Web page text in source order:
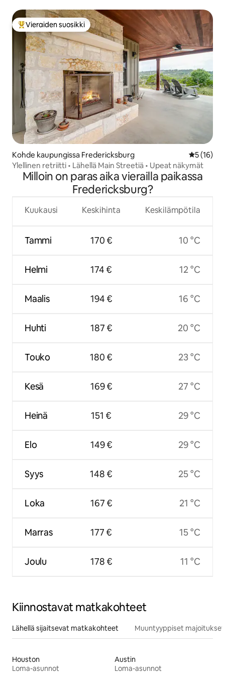
Vieraiden suosikkien parhaimmistoa
Vieraiden suosikki
Kohde kaupungissa Fredericksburg
5 (16)
Ylellinen retriitti • Lähellä Main Streetiä • Upeat näkymät
Milloin on paras aika vierailla paikassa
Fredericksburg?
Kuukausi
Tammi
Helmi
Maalis
Huhti
Touko
Kesä
Heinä
Elo
Syys
Loka
Marras
Joulu
Keskihinta
170 €
174 €
194 €
187 €
180 €
169 €
151 €
149 €
148 €
167 €
177 €
178 €
Keskilämpötila
10 °C
12 °C
16 °C
20 °C
23 °C
27 °C
29 °C
29 °C
25 °C
21 °C
15 °C
11 °C
Kiinnostavat matkakohteet
Lähellä sijaitsevat matkakohteet Muuntyyppiset majoitukset
Houston
Loma-asunnot
Austin
Loma-asunnot